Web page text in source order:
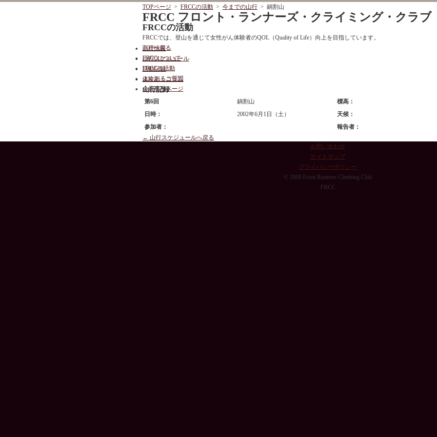
TOPページ > FRCCの活動 > 今までの山行 > 鍋割山
FRCC フロント・ランナーズ・クライミング・クラブ
FRCCの活動
FRCCでは、登山を通じて女性がん体験者のQOL（Quality of Life）向上を目指しています。
TOPへ戻る
FRCCについて
FRCCの活動
よくあるご質問
会員専用ページ
山行情報
山行スケジュール
活動記録
体験記・コラム
山行記録
第6回 鍋割山
標高：
日時：
2002年6月1日（土）
天候：
参加者：
報告者：
← 山行スケジュールへ戻る
お問い合わせ
サイトマップ
プライバシーポリシー
© 2009 Front Runners Climbing Club
FRCC